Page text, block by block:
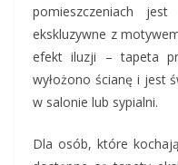
pomieszczeniach
ekskluzywne z
efekt iluzji – tapeta
wyłożono ścianę i jest
w salonie lub sypialni.
Dla osób, które